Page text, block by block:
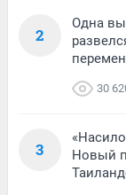
2
Одна
30
3
Новый